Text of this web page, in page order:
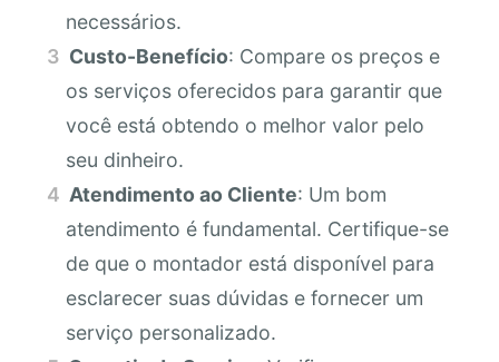
necessários.
Custo-Benefício: Compare os preços e
os serviços oferecidos para garantir que
você está obtendo o melhor valor pelo
seu dinheiro.
Atendimento ao Cliente: Um bom
atendimento é fundamental. Certifique-se
de que o montador está disponível para
esclarecer suas dúvidas e fornecer um
serviço personalizado.